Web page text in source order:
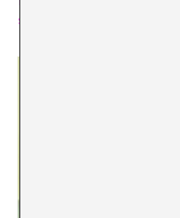
suffered